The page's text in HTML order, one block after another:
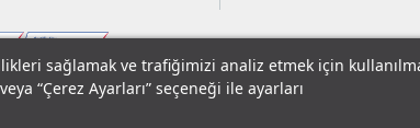
sağlamak ve trafiğimizi analiz etmek için
“Çerez Ayarları” seçeneği ile ayarları